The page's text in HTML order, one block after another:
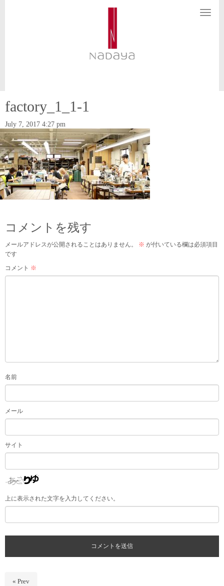
N
factory_1_1-1
July 7, 2017 4:27 pm
コメントを残す
メールアドレスが公開されることはありません。 ※ が付いている欄は必須項目
です
コメント ※
名前
メール
サイト
上に表示された文字を入力してください。
« Prev